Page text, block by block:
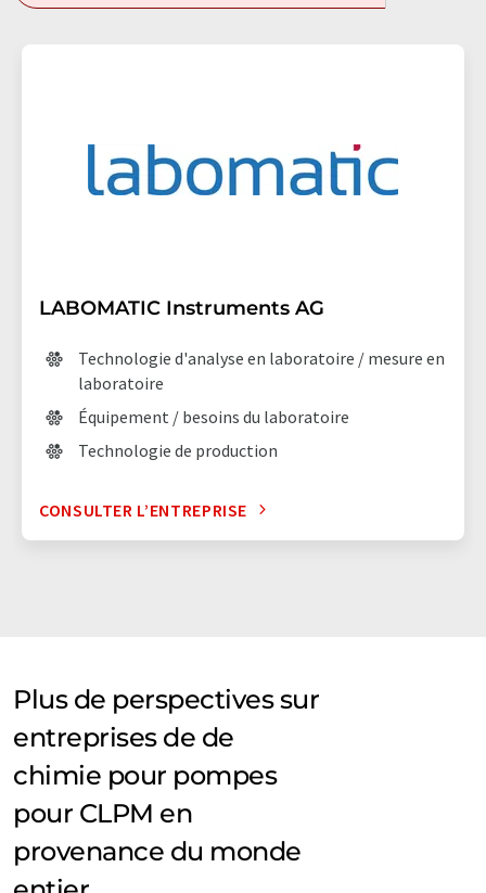
LABOMATIC Instruments AG
Technologie d'analyse en laboratoire / mesure en
laboratoire
Équipement / besoins du laboratoire
Technologie de production
CONSULTER L’ENTREPRISE
Plus de perspectives sur
entreprises de de
chimie pour pompes
pour CLPM en
provenance du monde